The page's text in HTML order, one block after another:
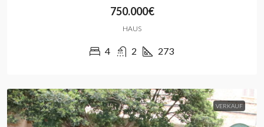
750.000€
HAUS
4 2 273
VERKAUF